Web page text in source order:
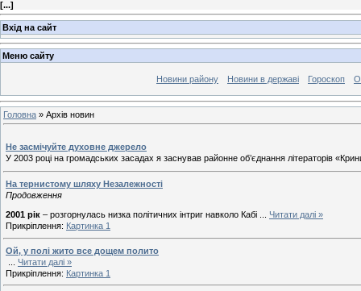
[...]
Вхід на сайт
Меню сайту
Новини району Новини в державі Гороскоп
Головна » Архів новин
Не засмічуйте духовне джерело
У 2003 році на громадських засадах я заснував районне об’єднання літераторів
На тернистому шляху Незалежності
Продовження
2001 рік – розгорнулась низка політичних інтриг навколо Кабі
Читати далі »
Прикріплення: Картинка 1
Ой, у полі жито все дощем полито
Читати далі »
Прикріплення: Картинка 1